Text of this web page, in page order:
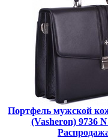
Портфель мужской
(Vasheron) 9736